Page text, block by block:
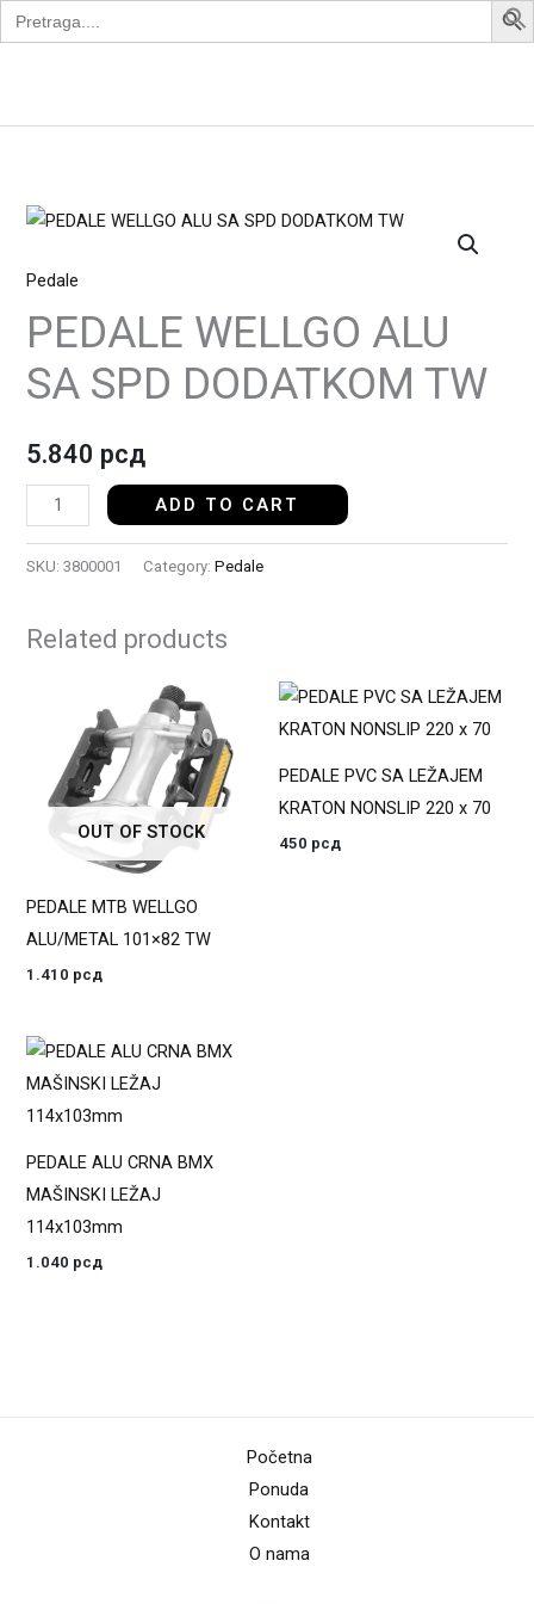
Search
for:
Skip
to
Pedale
PEDALE WELLGO ALU
SA SPD DODATKOM TW
5.840 рсд
PEDALE
ALU
SA
SPD
DODATKOM
quantity
ADD TO CART
SKU:3800001 Category:Pedale
Related products
OUT OF STOCK
PEDALE MTB WELLGO
ALU/METAL 101×82 TW
1.410 рсд
PEDALE PVC SA LEŽAJEM
KRATON NONSLIP 220 x 70
450 рсд
PEDALE ALU CRNA BMX
MAŠINSKI LEŽAJ
114x103mm
1.040 рсд
Početna
Ponuda
Kontakt
O nama